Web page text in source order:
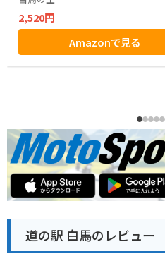
2,520円
Amazonで見る
道の駅 白馬のレビュー